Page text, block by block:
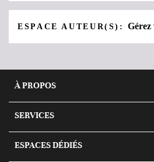
ESPACE AUTEUR(S):Gérez
À PROPOS
SERVICES
ESPACES DÉDIÉS